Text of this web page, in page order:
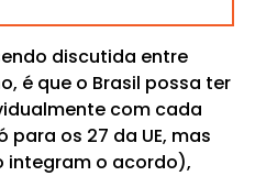
discutida entre
é que o Brasil possa ter
com cada
os 27 da UE, mas
integram o acordo),